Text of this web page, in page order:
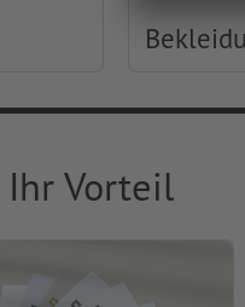
Ihr Vorteil